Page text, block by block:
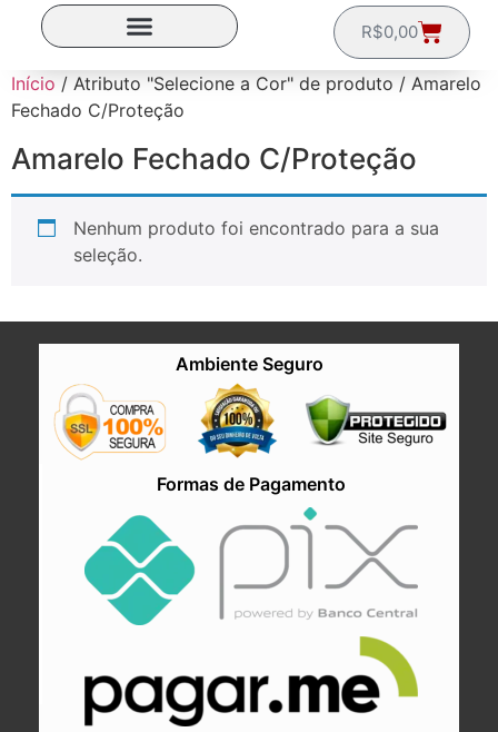
R$0,00
Início / Atributo "Selecione a Cor" de produto / Amarelo
Fechado C/Proteção
Amarelo Fechado C/Proteção
Nenhum produto foi encontrado para a sua
seleção.
Ambiente Seguro
Formas de Pagamento